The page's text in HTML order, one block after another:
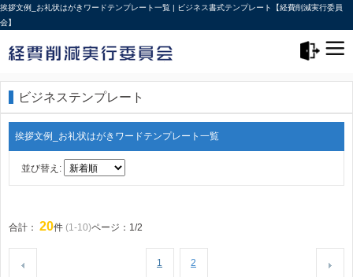
挨拶文例_お礼状はがきワードテンプレート一覧 | ビジネス書式テンプレート【経費削減実行委員
会】
ビジネステンプレート
挨拶文例_お礼状はがきワードテンプレート一覧
並び替え:
合計： 20件 (1-10)ページ：1/2
1 2